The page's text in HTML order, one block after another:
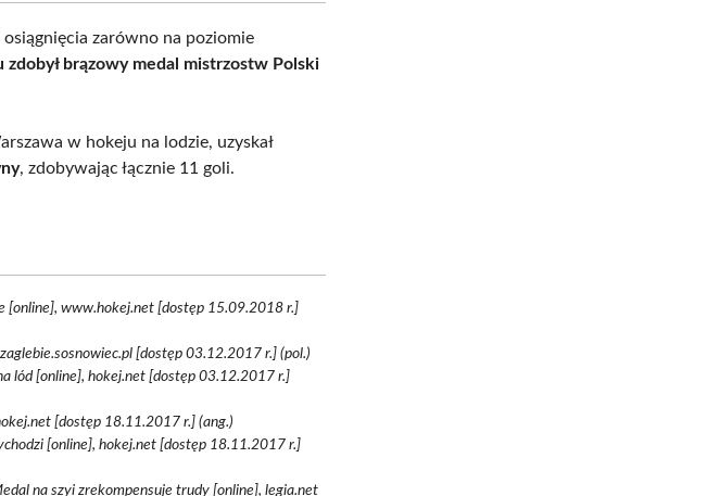
zarówno na poziomie
zdobył brązowy medal mistrzostw Polski
w hokeju na lodzie, uzyskał
, zdobywając łącznie 11 goli.
[online], www.hokej.net [dostęp 15.09.2018 r.]
[dostęp 03.12.2017 r.] (pol.)
lód [online], hokej.net [dostęp 03.12.2017 r.]
[dostęp 18.11.2017 r.] (ang.)
[online], hokej.net [dostęp 18.11.2017 r.]
na szyi zrekompensuje trudy [online], legia.net